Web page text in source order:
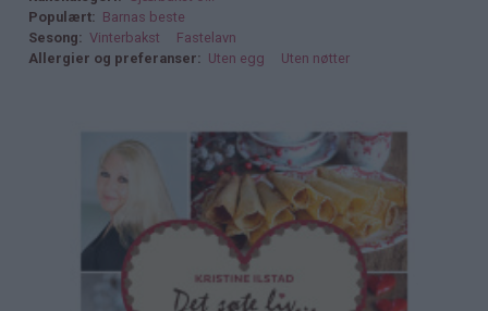
Populært
Barnas beste
Sesong
Vinterbakst
Fastelavn
Allergier og preferanser
Uten egg Uten nøtter